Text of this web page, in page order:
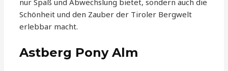
nur Spaß und Abwechslung bietet, sondern auch die
Schönheit und den Zauber der Tiroler Bergwelt
erlebbar macht.
Astberg Pony Alm